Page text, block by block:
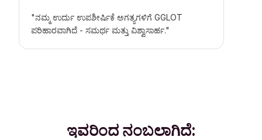
"ನಮ್ಮ ಉರ್ದು ಉಪಶೀರ್ಷಿಕೆ ಅಗತ್ಯಗಳಿಗೆ GGLOT
ಪರಿಹಾರವಾಗಿದೆ - ಸಮರ್ಥ ಮತ್ತು ವಿಶ್ವಾಸಾರ್ಹ."
ಇವರಿಂದ ನಂಬಲಾಗಿದೆ: